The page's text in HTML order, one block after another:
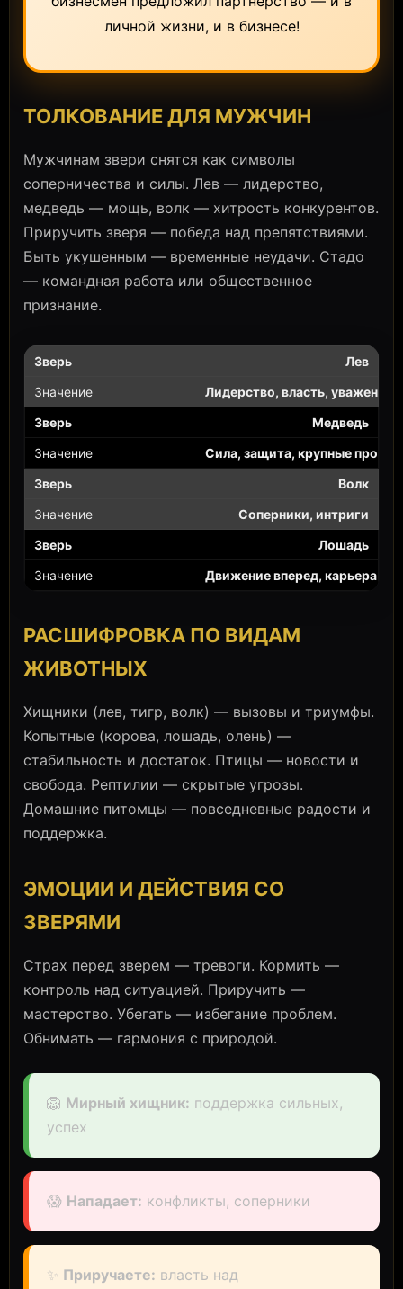
личной жизни, и в бизнесе!
ТОЛКОВАНИЕ ДЛЯ МУЖЧИН
Мужчинам звери снятся как символы
соперничества и силы. Лев — лидерство,
медведь — мощь, волк — хитрость конкурентов.
Приручить зверя — победа над препятствиями.
Быть укушенным — временные неудачи. Стадо
— командная работа или общественное
признание.
Лев
Лидерство, власть, уважение
Медведь
Сила, защита, крупные
Волк
Соперники, интриги
Лошадь
Движение вперед, карьера
РАСШИФРОВКА ПО ВИДАМ
ЖИВОТНЫХ
Хищники (лев, тигр, волк) — вызовы и триумфы.
Копытные (корова, лошадь, олень) —
стабильность и достаток. Птицы — новости и
свобода. Рептилии — скрытые угрозы.
Домашние питомцы — повседневные радости и
поддержка.
ЭМОЦИИ И ДЕЙСТВИЯ СО
ЗВЕРЯМИ
Страх перед зверем — тревоги. Кормить —
контроль над ситуацией. Приручить —
мастерство. Убегать — избегание проблем.
Обнимать — гармония с природой.
🦁 Мирный хищник: поддержка сильных,
успех
😱 Нападает: конфликты, соперники
✨ Приручаете: власть над